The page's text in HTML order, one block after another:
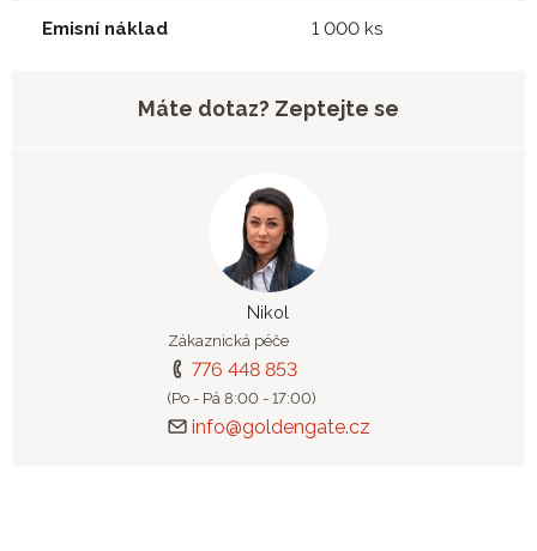
Emisní náklad 1 000 ks
Máte dotaz? Zeptejte se
Nikol
Zákaznická péče
776 448 853
(Po - Pá 8:00 - 17:00)
info@goldengate.cz